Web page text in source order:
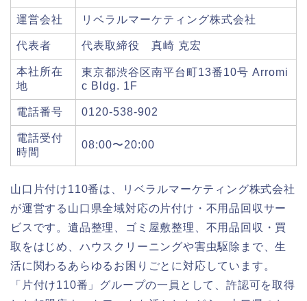
運営会社 リベラルマーケティング株式会社
代表者 代表取締役 真崎 克宏
本社所在
地
東京都渋谷区南平台町13番10号 Arromi
c Bldg. 1F
電話番号 0120-538-902
電話受付
時間
08:00〜20:00
山口片付け110番は、リベラルマーケティング株式会社
が運営する山口県全域対応の片付け・不用品回収サー
ビスです。遺品整理、ゴミ屋敷整理、不用品回収・買
取をはじめ、ハウスクリーニングや害虫駆除まで、生
活に関わるあらゆるお困りごとに対応しています。
「片付け110番」グループの一員として、許認可を取得